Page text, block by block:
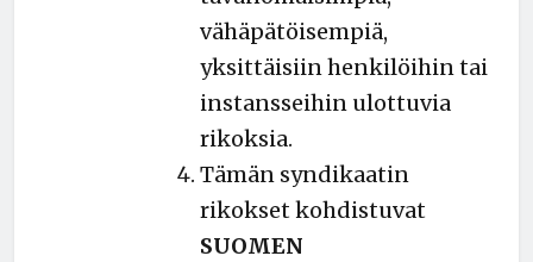
vähäpätöisempiä,
yksittäisiin henkilöihin tai
instansseihin ulottuvia
rikoksia.
Tämän syndikaatin
rikokset kohdistuvat
SUOMEN